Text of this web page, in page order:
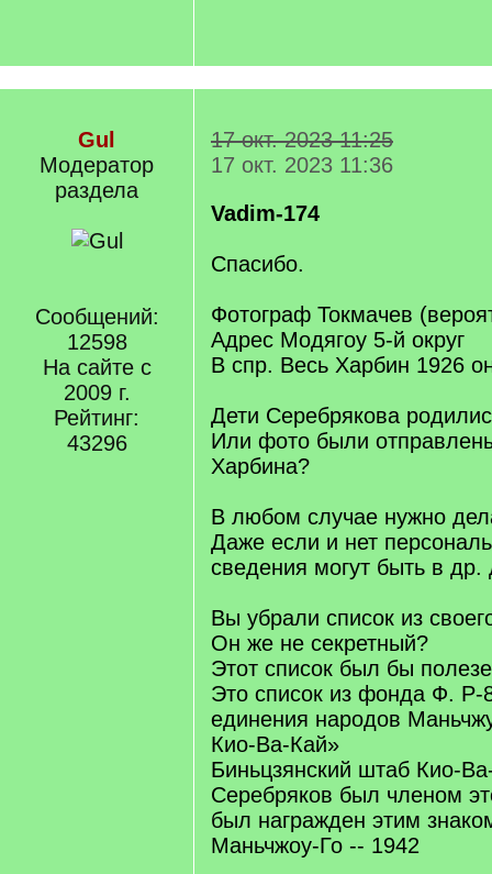
Gul
Модератор
раздела
Сообщений:
12598
На сайте с
2009 г.
Рейтинг:
43296
17 окт. 2023 11:25
17 окт. 2023 11:36
Vadim-174
Спасибо.
Фотограф Токмачев
Адрес Модягоу 5-й округ
В спр. Весь Харбин 1926
Дети Серебрякова
Или фото были
Харбина?
В любом случае нужно
Даже если и нет
сведения могут быть в др.
Вы убрали список из
Он же не секретный?
Этот список был бы
Это список из фонда Ф.
единения народов
Кио-Ва-Кай»
Биньцзянский штаб Кио-
Серебряков был членом
был награжден этим
Маньчжоу-Го -- 1942